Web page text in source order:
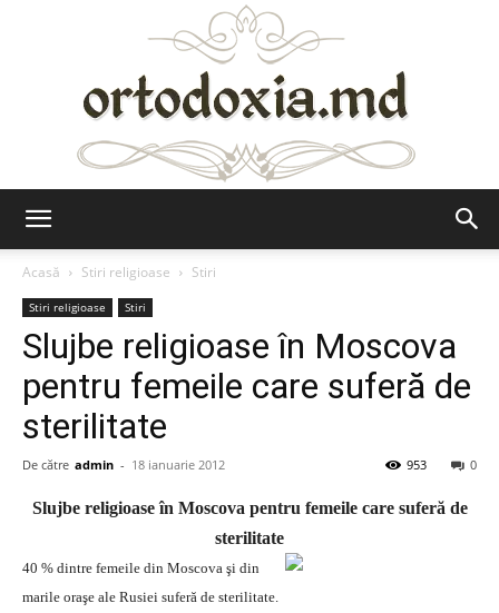
Acasă
Stiri religioase Stiri
Stiri religioase Stiri
Slujbe religioase în Moscova
pentru femeile care suferă de
sterilitate
De către admin - 18 ianuarie 2012 0
953
Slujbe religioase în Moscova pentru femeile care suferă de
sterilitate
40 % dintre femeile din Moscova şi din
marile oraşe ale Rusiei suferă de sterilitate.